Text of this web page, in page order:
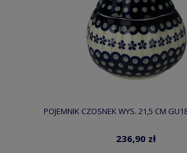
POJEMNIK CZOSNEK WYS. 21,5 CM
236,90 zł